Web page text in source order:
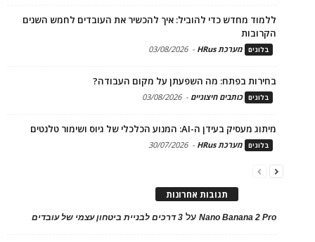
ללמוד מחדש כדי להוביל: איך להכשיר את העובדים לחמש השנים
הקרובות
בלוגים מערכת HRus -
03/08/2026
בחירות בפתח: מה השפעתן על מקום העבודה?
בלוגים כותבים חיצוניים -
03/08/2026
מיתוג מעסיק בעידן ה-AI: המנוע הכלכלי של גיוס ושימור טלנטים
בלוגים מערכת HRus -
30/07/2026
תגובות אחרונות
Nano Banana 2 Proעל 3 דרכים לבניית ביטחון עצמי של עובדים